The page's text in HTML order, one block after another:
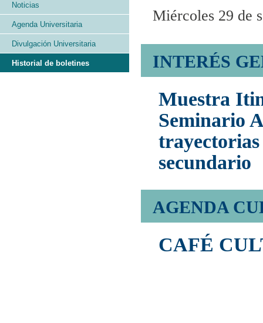
Miércoles 29 de
INTERÉS
Muestra
Seminario
trayectorias
secundario
AGENDA
CAFÉ
Noticias
Agenda Universitaria
Divulgación Universitaria
Historial de boletines